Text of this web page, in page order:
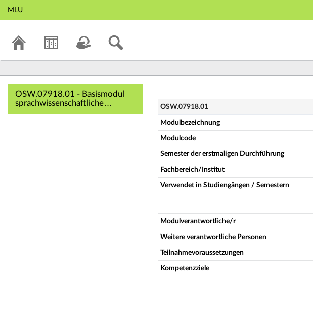
MLU
OSW.07918.01 - Basismodul
sprachwissenschaftliche
Grundlagen (Vollständige
OSW.07918.01
Modulbezeichnung
Modulcode
Semester der erstmaligen Durchführung
Fachbereich/Institut
Verwendet in Studiengängen / Semestern
Modulverantwortliche/r
Weitere verantwortliche Personen
Teilnahmevoraussetzungen
Kompetenzziele